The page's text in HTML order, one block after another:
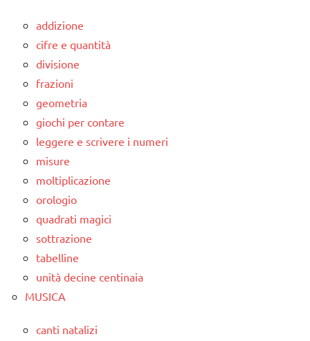
addizione
cifre e quantità
divisione
frazioni
geometria
giochi per contare
leggere e scrivere i numeri
misure
moltiplicazione
orologio
quadrati magici
sottrazione
tabelline
unità decine centinaia
MUSICA
canti natalizi